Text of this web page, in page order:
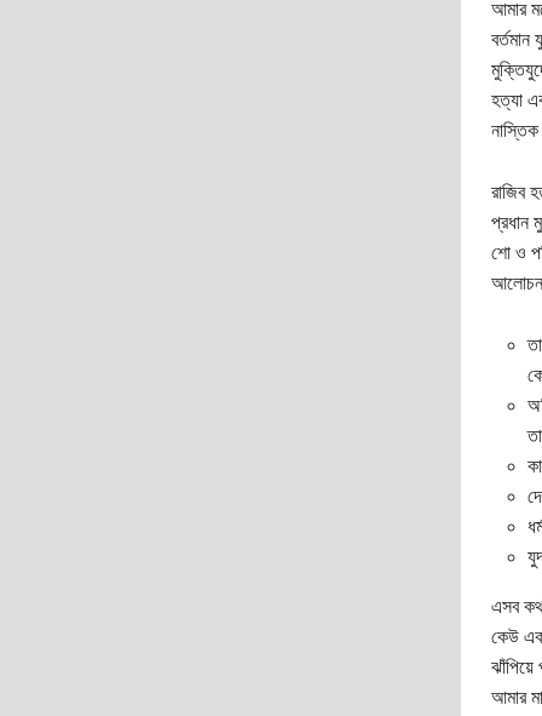
আমার
বর্তমান
হত্যা
রাজিব
প্রধান
শো ও
এসব
কেউ
আমার